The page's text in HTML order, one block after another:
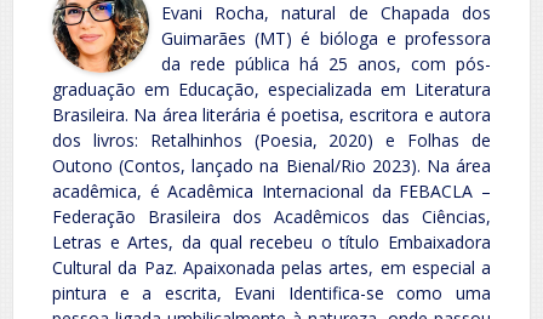
Evani Rocha, natural de Chapada dos
Guimarães (MT) é bióloga e professora
da rede pública há 25 anos, com pós-
graduação em Educação, especializada em Literatura
Brasileira. Na área literária é poetisa, escritora e autora
dos livros: Retalhinhos (Poesia, 2020) e Folhas de
Outono (Contos, lançado na Bienal/Rio 2023). Na área
acadêmica, é Acadêmica Internacional da FEBACLA –
Federação Brasileira dos Acadêmicos das Ciências,
Letras e Artes, da qual recebeu o título Embaixadora
Cultural da Paz. Apaixonada pelas artes, em especial a
pintura e a escrita, Evani Identifica-se como uma